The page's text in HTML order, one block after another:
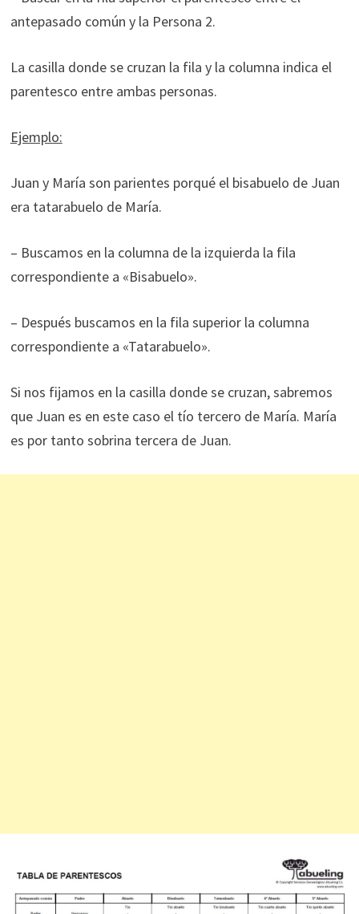
antepasado común y la Persona 2.
La casilla donde se cruzan la fila y la columna indica el
parentesco entre ambas personas.
Ejemplo:
Juan y María son parientes porqué el bisabuelo de Juan
era tatarabuelo de María.
– Buscamos en la columna de la izquierda la fila
correspondiente a «Bisabuelo».
– Después buscamos en la fila superior la columna
correspondiente a «Tatarabuelo».
Si nos fijamos en la casilla donde se cruzan, sabremos
que Juan es en este caso el tío tercero de María. María
es por tanto sobrina tercera de Juan.